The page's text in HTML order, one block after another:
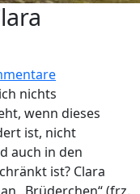
nichts
wenn dieses
ist, nicht
auch in den
ist? Clara